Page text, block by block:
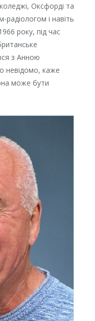
Оксфорді та
радіологом і навіть
року, під час
з Анною
невідомо, каже
може бути